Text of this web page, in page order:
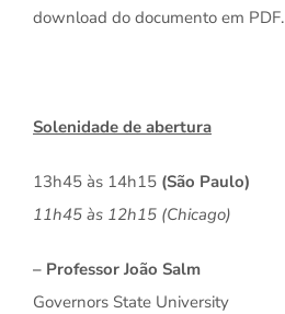
download do documento em PDF.
Solenidade de abertura
13h45 às 14h15 (São Paulo)
11h45 às 12h15 (Chicago)
– Professor João Salm
Governors State University